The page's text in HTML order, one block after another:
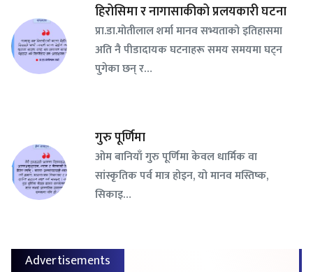
हिरोसिमा र नागासाकीको प्रलयकारी घटना
प्रा.डा.मोतीलाल शर्मा मानव सभ्यताको इतिहासमा
अति नै पीडादायक घटनाहरू समय समयमा घट्न
पुगेका छन् र…
गुरु पूर्णिमा
ओम बानियाँ गुरु पूर्णिमा केवल धार्मिक वा
सांस्कृतिक पर्व मात्र होइन, यो मानव मस्तिष्क,
सिकाइ…
Advertisements